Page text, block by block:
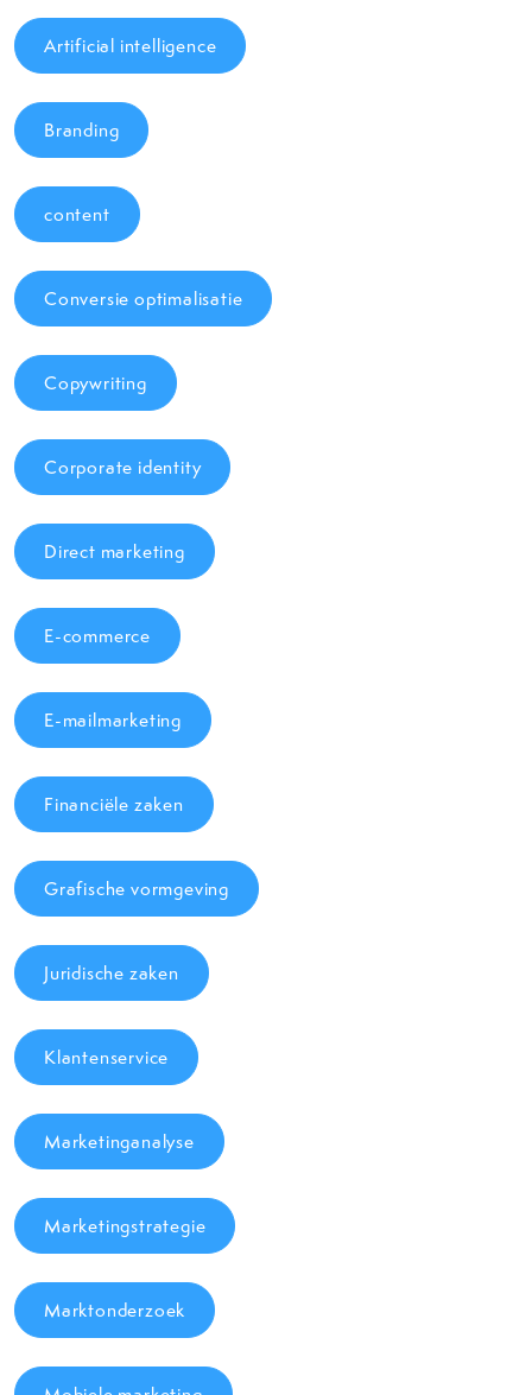
Artificial intelligence
Branding
content
Conversie optimalisatie
Copywriting
Corporate identity
Direct marketing
E-commerce
E-mailmarketing
Financiële zaken
Grafische vormgeving
Juridische zaken
Klantenservice
Marketinganalyse
Marketingstrategie
Marktonderzoek